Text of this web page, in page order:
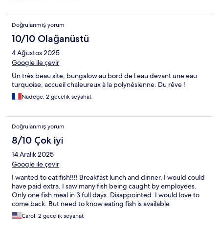
Doğrulanmış yorum
10/10 Olağanüstü
4 Ağustos 2025
Google ile çevir
Un très beau site, bungalow au bord de l eau devant une eau
turquoise, accueil chaleureux à la polynésienne. Du rêve !
Nadège, 2 gecelik seyahat
Doğrulanmış yorum
8/10 Çok iyi
14 Aralık 2025
Google ile çevir
I wanted to eat fish!!!! Breakfast lunch and dinner. I would could
have paid extra. I saw many fish being caught by employees.
Only one fish meal in 3 full days. Disappointed. I would love to
come back. But need to know eating fish is available
Carol, 2 gecelik seyahat